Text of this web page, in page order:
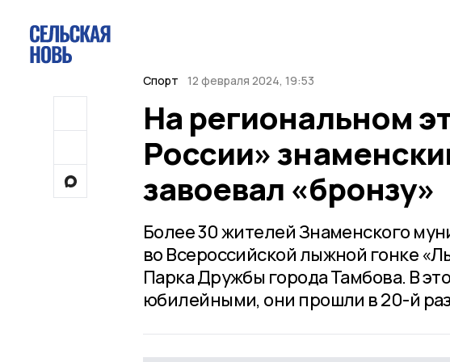
Спорт 12 февраля 2024, 19:53
На региональном
России»
завоевал «бронзу»
Более 30 жителей Знаменского
во Всероссийской лыжной гонке
Парка Дружбы города Тамбова. В
юбилейными, они прошли в 20-й